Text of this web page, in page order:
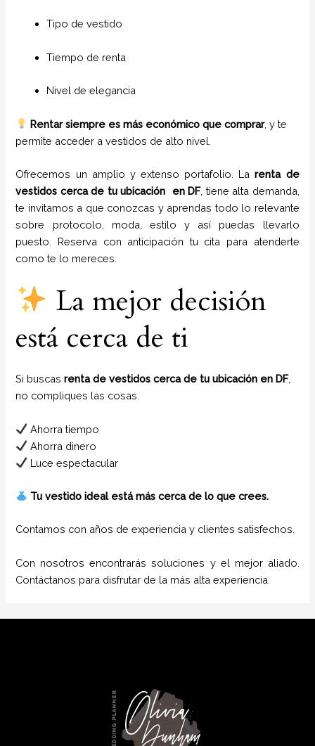
Tipo de vestido
Tiempo de renta
Nivel de elegancia
Rentar siempre es más económico que comprar, y te
permite acceder a vestidos de alto nivel.
Ofrecemos un amplio y extenso portafolio. Larenta de
vestidos cerca de tu ubicación enDF, tiene alta demanda,
te invitamos a que conozcas y aprendas todo lo relevante
sobre protocolo, moda, estilo y así puedas llevarlo
puesto. Reserva con anticipación tu cita para atenderte
como te lo mereces.
La mejor decisión
está cerca de ti
Si buscasrenta de vestidos cerca de tu ubicación en DF,
no compliques las cosas.
Ahorra tiempo
Ahorra dinero
Luce espectacular
Tu vestido ideal está más cerca de lo que crees.
Contamos con años de experiencia y clientes satisfechos.
Con nosotros encontrarás soluciones y el mejor aliado.
Contáctanos para disfrutar de la más alta experiencia.